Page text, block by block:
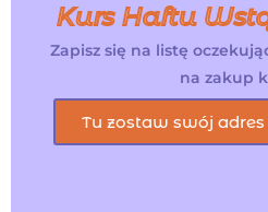
Kurs Haftu
Zapisz się na listę
na zakup
Tu zostaw swój